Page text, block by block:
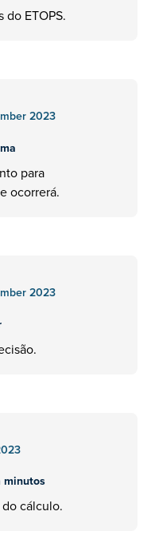
ETOPS.
2023
para
ocorrerá.
2023
minutos
cálculo.